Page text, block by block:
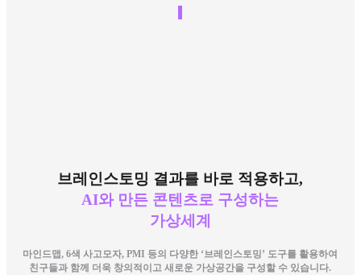
브레인스토밍 결과를 바로 적용하고,
AI와 만든 콘텐츠로 구성하는
가상세계
마인드맵, 6색 사고모자, PMI 등의 다양한 ‘브레인스토밍’ 도구를 활용하여
친구들과 함께 더욱 창의적이고 새로운 가상공간을 구성할 수 있습니다.